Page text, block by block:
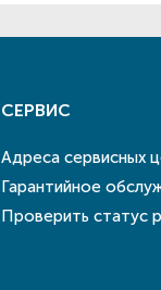
СЕРВИС
Адреса сервисных
Гарантийное
Проверить статус